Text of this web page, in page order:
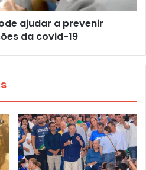
ajudar a prevenir
da covid-19